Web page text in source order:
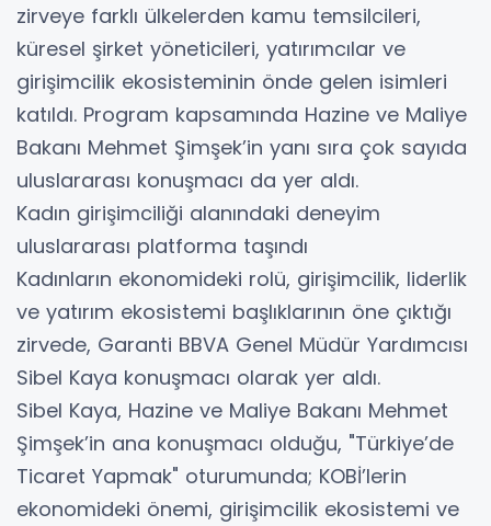
zirveye farklı ülkelerden kamu temsilcileri,
küresel şirket yöneticileri, yatırımcılar ve
girişimcilik ekosisteminin önde gelen isimleri
katıldı. Program kapsamında Hazine ve Maliye
Bakanı Mehmet Şimşek’in yanı sıra çok sayıda
uluslararası konuşmacı da yer aldı.
Kadın girişimciliği alanındaki deneyim
uluslararası platforma taşındı
Kadınların ekonomideki rolü, girişimcilik, liderlik
ve yatırım ekosistemi başlıklarının öne çıktığı
zirvede, Garanti BBVA Genel Müdür Yardımcısı
Sibel Kaya konuşmacı olarak yer aldı.
Sibel Kaya, Hazine ve Maliye Bakanı Mehmet
Şimşek’in ana konuşmacı olduğu, "Türkiye’de
Ticaret Yapmak" oturumunda; KOBİ’lerin
ekonomideki önemi, girişimcilik ekosistemi ve